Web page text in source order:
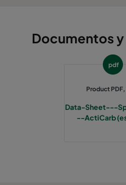
Documentos
pdf
Product
Data-Sheet---
--ActiCarb